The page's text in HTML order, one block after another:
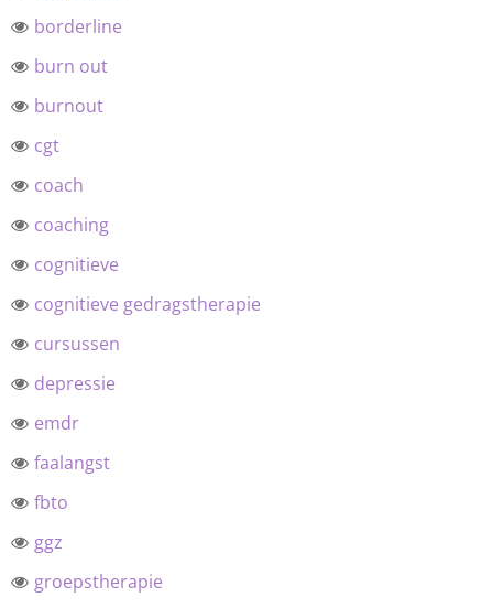
borderline
burn out
burnout
cgt
coach
coaching
cognitieve
cognitieve gedragstherapie
cursussen
depressie
emdr
faalangst
fbto
ggz
groepstherapie